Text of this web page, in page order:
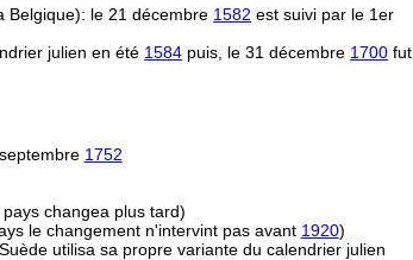
Belgique): le 21 décembre 1582 est suivi par le 1er
julien en été 1584 puis, le 31 décembre 1700 fut
1752
changea plus tard)
le changement n'intervint pas avant 1920)
utilisa sa propre variante du calendrier julien